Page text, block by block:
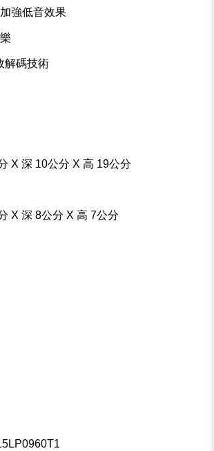
強低音效果
解碼技術
X 深 10公分 X 高 19公分
X 深 8公分 X 高 7公分